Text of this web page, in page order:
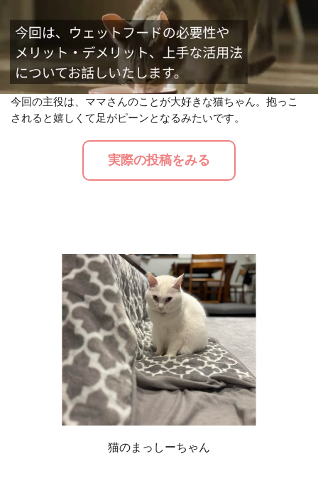
今回の主役は、ママさんのことが大好きな猫ちゃん。抱っこ
されると嬉しくて足がピーンとなるみたいです。
実際の投稿をみる
猫のまっしーちゃん